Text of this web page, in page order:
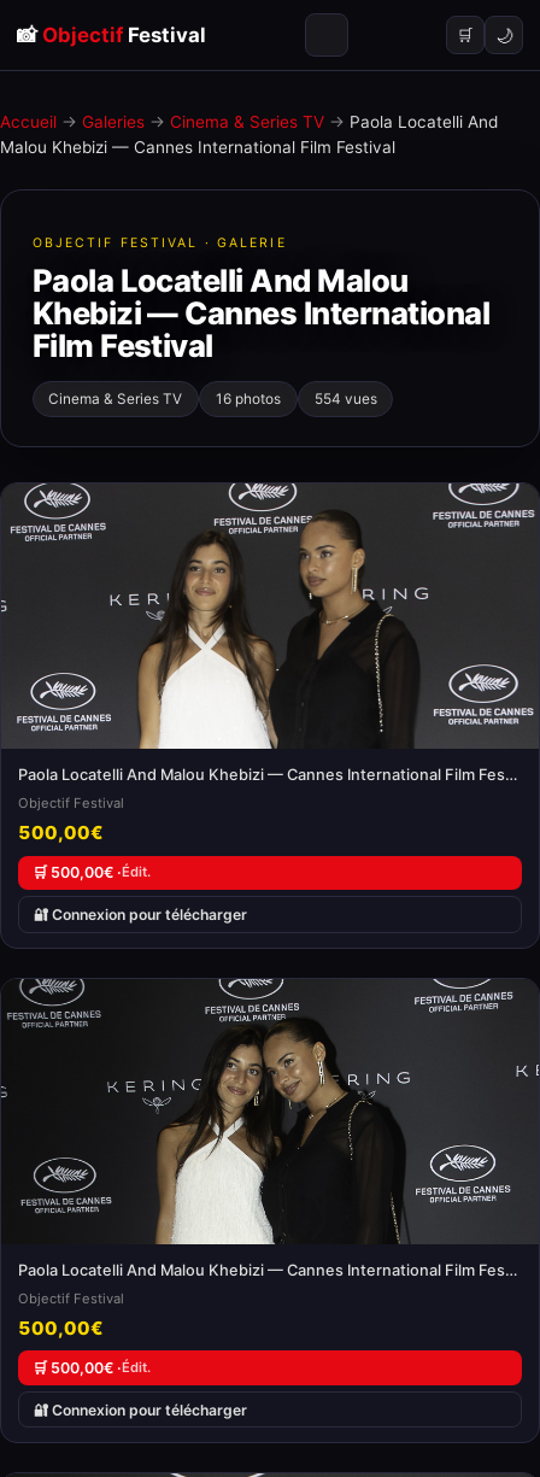
📸 ObjectifFestival 🛒 🌙
Accueil → Galeries → Cinema & Series TV → Paola Locatelli And
Malou Khebizi — Cannes International Film Festival
OBJECTIF FESTIVAL · GALERIE
Paola Locatelli And Malou
Khebizi — Cannes International
Film Festival
Cinema & Series TV 16 photos 554 vues
Paola Locatelli And Malou Khebizi — Cannes International Film Festival
Objectif Festival
500,00€
🛒 500,00€ ·Édit.
🔐 Connexion pour télécharger
Paola Locatelli And Malou Khebizi — Cannes International Film Festival
Objectif Festival
500,00€
🛒 500,00€ ·Édit.
🔐 Connexion pour télécharger